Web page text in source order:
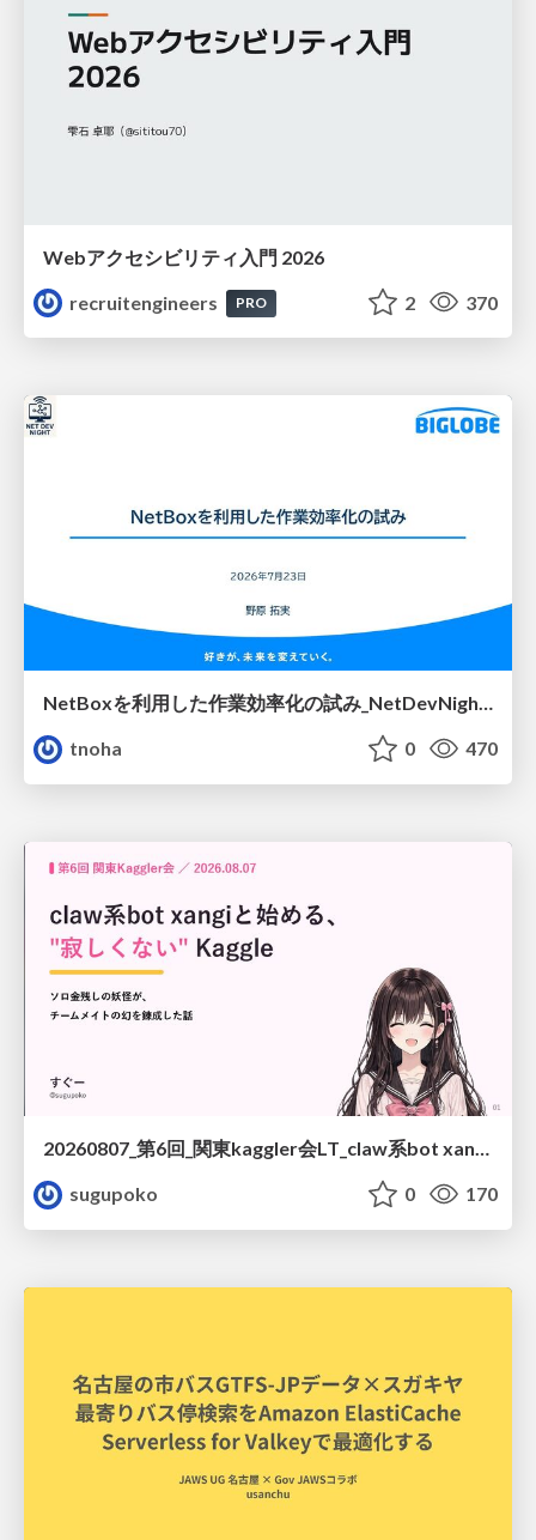
Webアクセシビリティ入門 2026
recruitengineers
PRO 2 370
NetBoxを利用した作業効率化の試み_NetDevNight4
tnoha
0 470
20260807_第6回_関東kaggler会LT_claw系bot xangiと始める、"寂しくない" kaggle
sugupoko
0 170